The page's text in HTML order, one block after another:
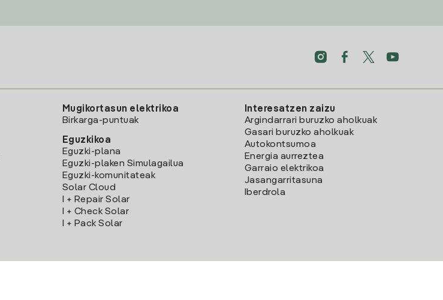
Mugikortasun elektrikoa
Birkarga-puntuak
Eguzkikoa
Eguzki-plana
Eguzki-plaken Simulagailua
Eguzki-komunitateak
Solar Cloud
I + Repair Solar
I + Check Solar
I + Pack Solar
Interesatzen zaizu
Argindarrari buruzko aholkuak
Gasari buruzko aholkuak
Autokontsumoa
Energia aurreztea
Garraio elektrikoa
Jasangarritasuna
Iberdrola